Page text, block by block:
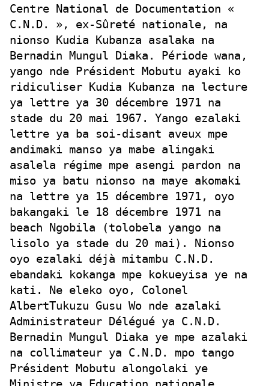
Centre National de Documentation «
C.N.D. », ex-Sûreté nationale, na
nionso Kudia Kubanza asalaka na
Bernadin Mungul Diaka. Période wana,
yango nde Président Mobutu ayaki ko
ridiculiser Kudia Kubanza na lecture
ya lettre ya 30 décembre 1971 na
stade du 20 mai 1967. Yango ezalaki
lettre ya ba soi-disant aveux mpe
andimaki manso ya mabe alingaki
asalela régime mpe asengi pardon na
miso ya batu nionso na maye akomaki
na lettre ya 15 décembre 1971, oyo
bakangaki le 18 décembre 1971 na
beach Ngobila (tolobela yango na
lisolo ya stade du 20 mai). Nionso
oyo ezalaki déjà mitambu C.N.D.
ebandaki kokanga mpe kokueyisa ye na
kati. Ne eleko oyo, Colonel
AlbertTukuzu Gusu Wo nde azalaki
Administrateur Délégué ya C.N.D.
Bernadin Mungul Diaka ye mpe azalaki
na collimateur ya C.N.D. mpo tango
Président Mobutu alongolaki ye